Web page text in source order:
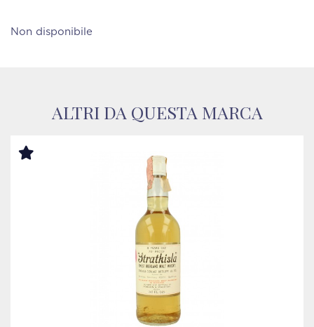
Non disponibile
ALTRI DA QUESTA MARCA